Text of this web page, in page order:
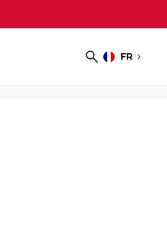
Recherche
FR
Choisir